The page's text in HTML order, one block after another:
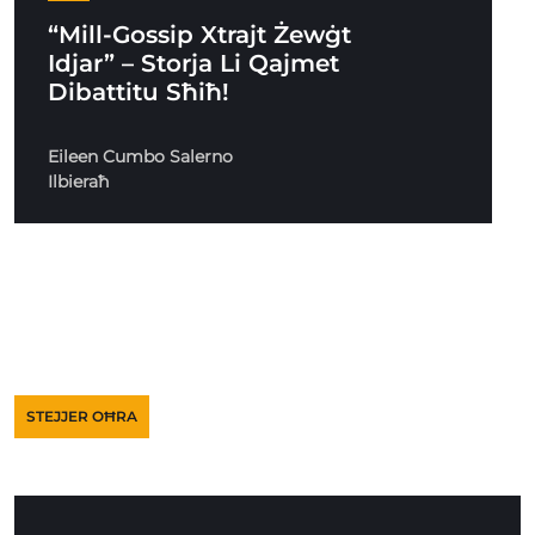
“Mill-Gossip Xtrajt Żewġt
Idjar” – Storja Li Qajmet
Dibattitu Sħiħ!
Eileen Cumbo Salerno
Ilbieraħ
STEJJER OĦRA